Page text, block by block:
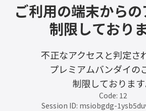
ご利用の端末から
制限しておりま
不正なアクセスと判定さ
プレミアムバンダイの
制限しております
Code: 12
Session ID: msiobgdg-